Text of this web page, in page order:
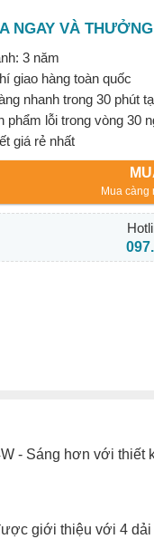
NGAY VÀ
3 năm
giao hàng toàn quốc
nhanh trong 30 phút
phẩm lỗi trong vòng 30
giá rẻ nhất
Mua càng
- Sáng hơn với thiết
giới thiệu với 4 dải